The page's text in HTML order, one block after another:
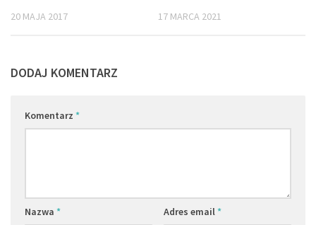
20 MAJA 2017 17 MARCA 2021
DODAJ KOMENTARZ
Komentarz *
Nazwa * Adres email*